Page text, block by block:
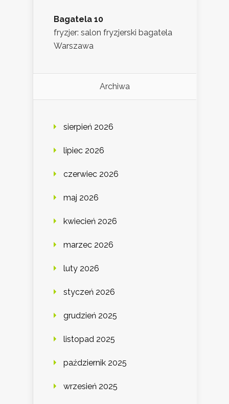
Bagatela 10
fryzjer: salon fryzjerski bagatela
Warszawa
Archiwa
sierpień 2026
lipiec 2026
czerwiec 2026
maj 2026
kwiecień 2026
marzec 2026
luty 2026
styczeń 2026
grudzień 2025
listopad 2025
październik 2025
wrzesień 2025